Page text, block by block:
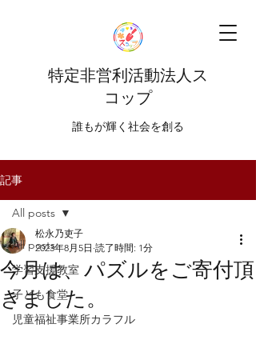
特定非営利活動法人ス
コップ
​​誰もが輝く社会を創る
記事
All posts
学習支援教室
子ども食堂
児童福祉事業所カラフル
All posts
今月は、パズルをご寄付頂
きました。
松永乃吏子
2023年8月5日 読了時間: 1分